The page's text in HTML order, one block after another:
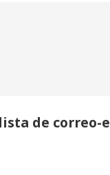
de correo-e